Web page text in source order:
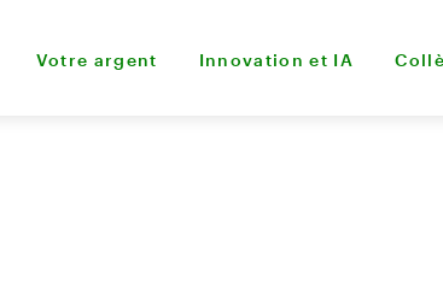
Votre argent Innovation et IA